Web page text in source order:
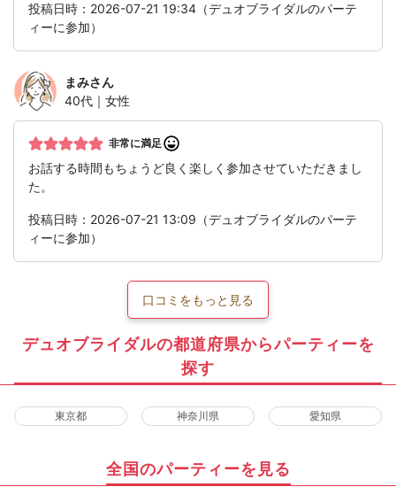
投稿日時：2026-07-21 19:34（デュオブライダルのパーテ
ィーに参加）
まみさん
40代｜女性
非常に満足
お話する時間もちょうど良く楽しく参加させていただきまし
た。
投稿日時：2026-07-21 13:09（デュオブライダルのパーテ
ィーに参加）
口コミをもっと見る
デュオブライダルの都道府県からパーティーを
探す
東京都 神奈川県 愛知県
全国のパーティーを見る